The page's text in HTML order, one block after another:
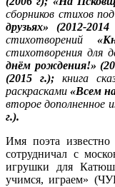
сборников стихов
друзьях» (2012-
стихотворений
стихотворения для
днём рождения!»
(2015 г.);книга
раскрасками «Всем
второе дополненное
г.).
Имя поэта
сотрудничал с
игрушки для
учимся, играем»